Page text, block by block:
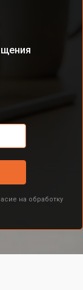
на обработку